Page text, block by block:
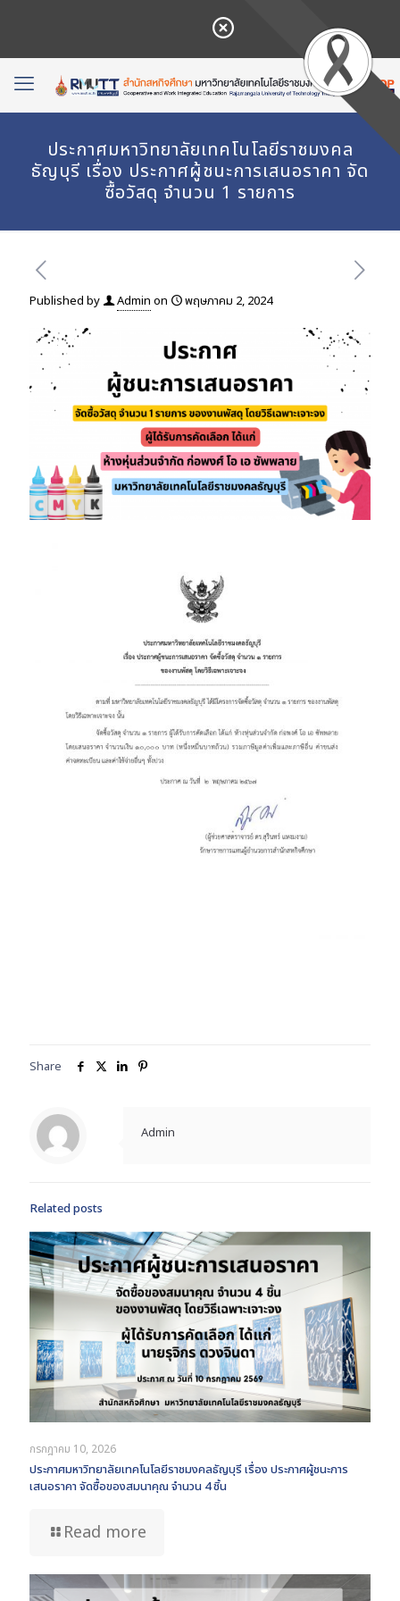
ประกาศมหาวิทยาลัยเทคโนโลยีราชมงคล
ธัญบุรี เรื่อง ประกาศผู้ชนะการเสนอราคา จัด
ซื้อวัสดุ จำนวน 1 รายการ
Published by Admin on พฤษภาคม 2, 2024
Share
Admin
Related posts
กรกฎาคม 10, 2026
ประกาศมหาวิทยาลัยเทคโนโลยีราชมงคลธัญบุรี เรื่อง ประกาศผู้ชนะการ
เสนอราคา จัดซื้อของสมนาคุณ จำนวน 4 ชิ้น
Read more